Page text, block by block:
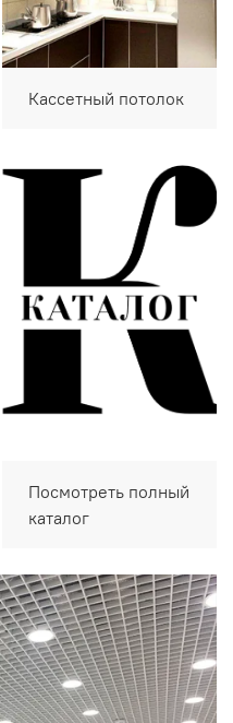
Кассетный потолок
Посмотреть полный
каталог